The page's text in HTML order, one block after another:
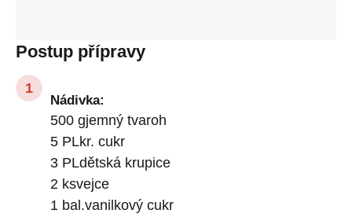
Postup přípravy
Nádivka:
500 gjemný tvaroh
5 PLkr. cukr
3 PLdětská krupice
2 ksvejce
1 bal.vanilkový cukr